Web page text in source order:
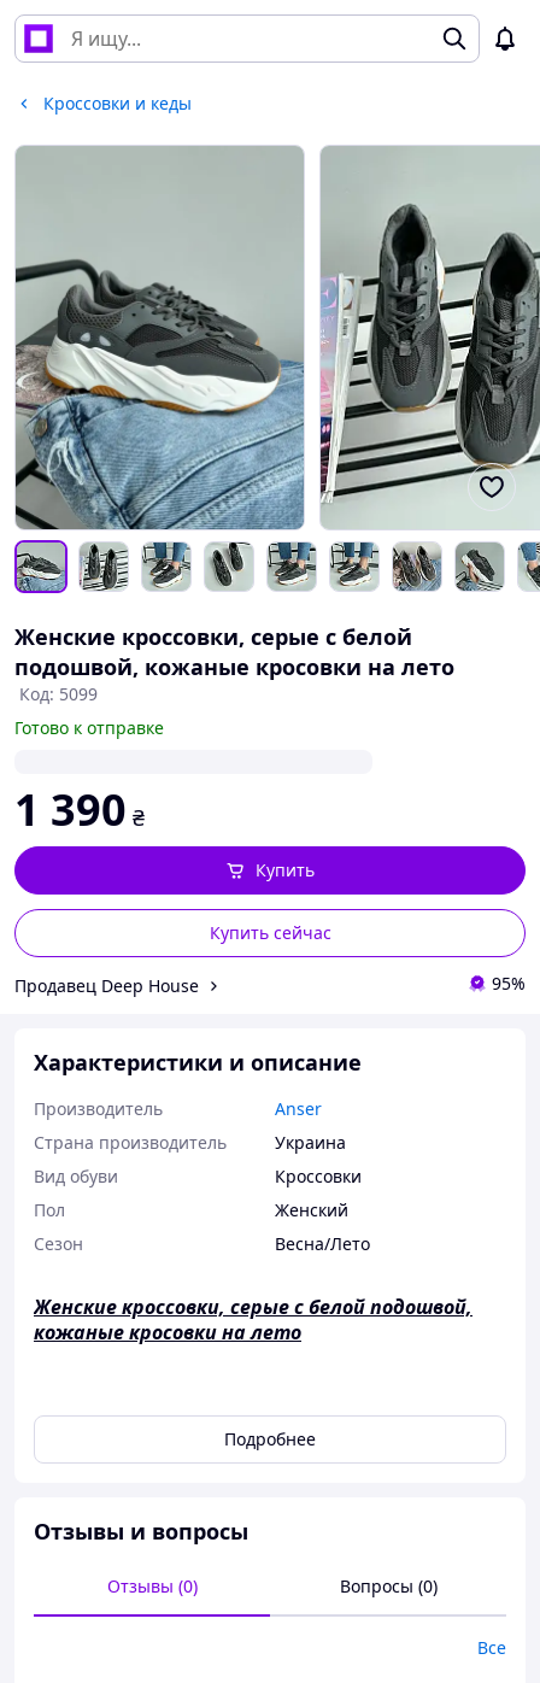
Кроссовки и кеды
Женские кроссовки, серые с белой
подошвой, кожаные кросовки на лето
Код: 5099
Готово к отправке
1 390 ₴
Купить сейчас
Купить
Продавец Deep House 95%
Характеристики и описание
Производитель
Anser
Страна производитель
Украина
Вид обуви
Кроссовки
Пол
Женский
Сезон
Весна/Лето
Женские кроссовки, серые с белой подошвой,
кожаные кросовки на лето
РАЗМЕРНАЯ СЕТКА:
36-23 см
Подробнее
Отзывы и вопросы
Отзывы (0) Вопросы (0)
Все